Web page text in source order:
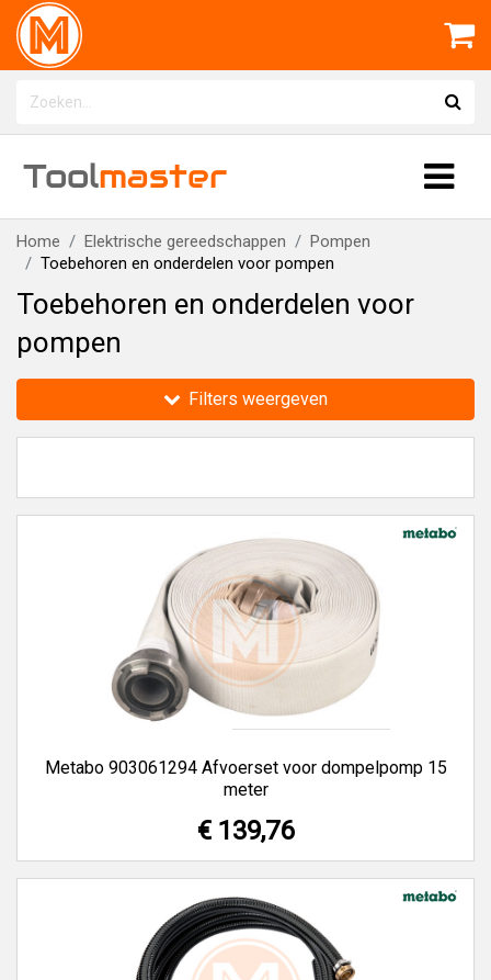
Toolmaster
Home Elektrische gereedschappen
Pompen
Toebehoren en onderdelen voor pompen
Toebehoren en onderdelen voor
pompen
Filters weergeven
Metabo 903061294 Afvoerset voor dompelpomp 15
meter
€ 139,76